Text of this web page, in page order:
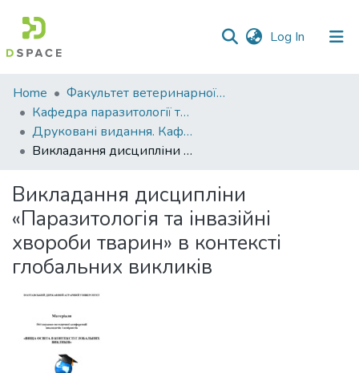
Log In (current)
Communities
&
Collections
All of DSpace
Statistics
Home
Факультет ветеринарної медицини
Кафедра паразитології та ветеринарно-санітарної експертизи
Друковані видання. Кафедра паразитології та ветеринарно-санітарної експертизи
Викладання дисципліни «Паразитологія та інвазійні хвороби тварин» в контексті глобальних викликів
Викладання дисципліни
«Паразитологія та інвазійні
хвороби тварин» в контексті
глобальних викликів